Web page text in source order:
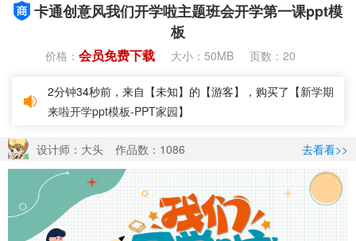
卡通创意风我们开学啦主题班会开学第一课ppt模
板
价格： 会员免费下载 大小： 50MB 页数： 20
2分钟34秒前，来自【未知】的【游客】，购买了【新学期
来啦开学ppt模板-PPT家园】
设计师：大头 作品数：1086 去看看>>